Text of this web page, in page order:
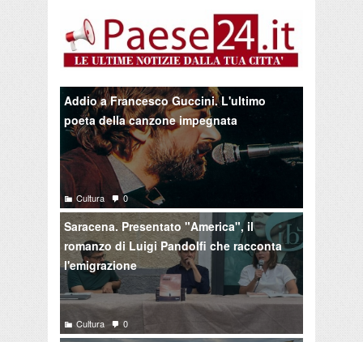
Addio a Francesco Guccini. L'ultimo
poeta della canzone impegnata
Cultura 0
Saracena. Presentato "America", il
romanzo di Luigi Pandolfi che racconta
l'emigrazione
Cultura 0